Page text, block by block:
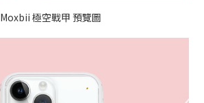
Moxbii 極空戰甲 預覽圖